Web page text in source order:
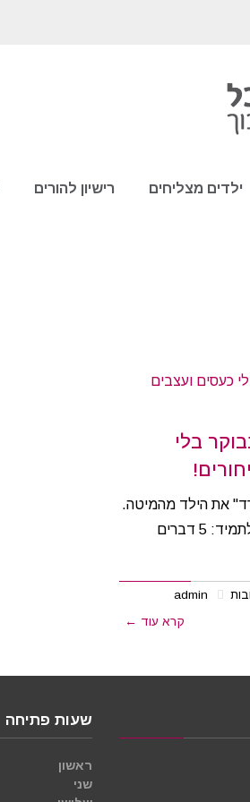
ילדים מצליחים רישיון להורים
בלי
את הילד מהמיטה.
הנה הדרך לטפל בזה פעם אחת ולתמיד: 5 דברים
admin
קרא עוד ←
שעות פתיחה
ראשון
שני